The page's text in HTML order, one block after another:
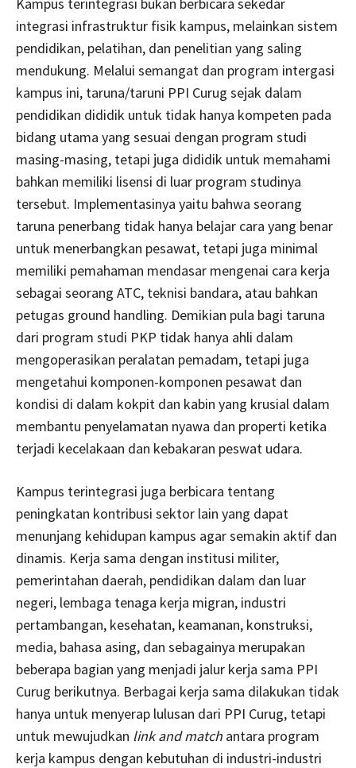
integrasi infrastruktur fisik kampus, melainkan sistem
pendidikan, pelatihan, dan penelitian yang saling
mendukung. Melalui semangat dan program intergasi
kampus ini, taruna/taruni PPI Curug sejak dalam
pendidikan dididik untuk tidak hanya kompeten pada
bidang utama yang sesuai dengan program studi
masing-masing, tetapi juga dididik untuk memahami
bahkan memiliki lisensi di luar program studinya
tersebut. Implementasinya yaitu bahwa seorang
taruna penerbang tidak hanya belajar cara yang benar
untuk menerbangkan pesawat, tetapi juga minimal
memiliki pemahaman mendasar mengenai cara kerja
sebagai seorang ATC, teknisi bandara, atau bahkan
petugas ground handling. Demikian pula bagi taruna
dari program studi PKP tidak hanya ahli dalam
mengoperasikan peralatan pemadam, tetapi juga
mengetahui komponen-komponen pesawat dan
kondisi di dalam kokpit dan kabin yang krusial dalam
membantu penyelamatan nyawa dan properti ketika
terjadi kecelakaan dan kebakaran peswat udara.
Kampus terintegrasi juga berbicara tentang
peningkatan kontribusi sektor lain yang dapat
menunjang kehidupan kampus agar semakin aktif dan
dinamis. Kerja sama dengan institusi militer,
pemerintahan daerah, pendidikan dalam dan luar
negeri, lembaga tenaga kerja migran, industri
pertambangan, kesehatan, keamanan, konstruksi,
media, bahasa asing, dan sebagainya merupakan
beberapa bagian yang menjadi jalur kerja sama PPI
Curug berikutnya. Berbagai kerja sama dilakukan tidak
hanya untuk menyerap lulusan dari PPI Curug, tetapi
untuk mewujudkan link and match antara program
kerja kampus dengan kebutuhan di industri-industri